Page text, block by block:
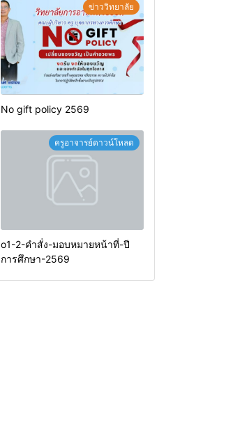
ข่าววิทยาลัย
No gift policy 2569
ครูอาจารย์ดาวน์โหลด
o1-2-คำสั่ง-มอบหมายหน้าที่-ปี
การศึกษา-2569